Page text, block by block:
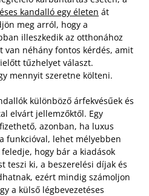
kandalló egy életen át
meg arról, hogy a
illeszkedik az otthonához
van néhány fontos kérdés, amit
tűzhelyet választ.
mennyit szeretne költeni.
különböző árfekvésűek és
elvárt jellemzőktől. Egy
azonban, ha luxus
funkcióval, lehet mélyebben
hogy bár a kiadások
teszi ki, a beszerelési díjak és
ezért mindig számoljon
a külső légbevezetéses